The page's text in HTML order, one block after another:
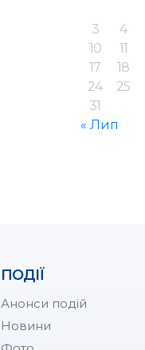
3
4
10
11
17
18
24
25
31
« Лип
ПОДІЇ
Анонси подій
Новини